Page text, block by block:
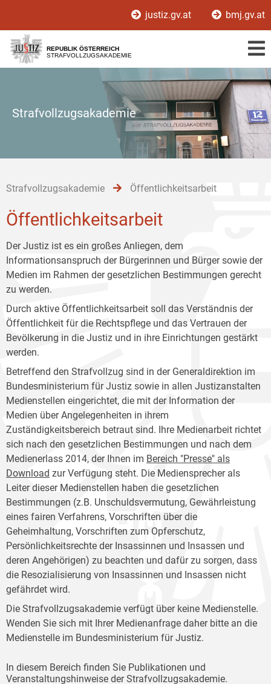
[1]
[2]
[3]
justiz.gv.at bmj.gv.at
REPUBLIK ÖSTERREICH
STRAFVOLLZUGSAKADEMIE
Strafvollzugsakademie
Strafvollzugsakademie Öffentlichkeitsarbeit
Öffentlichkeitsarbeit
Der Justiz ist es ein großes Anliegen, dem
Informationsanspruch der Bürgerinnen und Bürger sowie der
Medien im Rahmen der gesetzlichen Bestimmungen gerecht
zu werden.
Durch aktive Öffentlichkeitsarbeit soll das Verständnis der
Öffentlichkeit für die Rechtspflege und das Vertrauen der
Bevölkerung in die Justiz und in ihre Einrichtungen gestärkt
werden.
Betreffend den Strafvollzug sind in der Generaldirektion im
Bundesministerium für Justiz sowie in allen Justizanstalten
Medienstellen eingerichtet, die mit der Information der
Medien über Angelegenheiten in ihrem
Zuständigkeitsbereich betraut sind. Ihre Medienarbeit richtet
sich nach den gesetzlichen Bestimmungen und nach dem
Medienerlass 2014, der Ihnen im Bereich "Presse" als
Download zur Verfügung steht. Die Mediensprecher als
Leiter dieser Medienstellen haben die gesetzlichen
Bestimmungen (z.B. Unschuldsvermutung, Gewährleistung
eines fairen Verfahrens, Vorschriften über die
Geheimhaltung, Vorschriften zum Opferschutz,
Persönlichkeitsrechte der Insassinnen und Insassen und
deren Angehörigen) zu beachten und dafür zu sorgen, dass
die Resozialisierung von Insassinnen und Insassen nicht
gefährdet wird.
Die Strafvollzugsakademie verfügt über keine Medienstelle.
Wenden Sie sich mit Ihrer Medienanfrage daher bitte an die
Medienstelle im Bundesministerium für Justiz.
In diesem Bereich finden Sie Publikationen und
Veranstaltungshinweise der Strafvollzugsakademie.